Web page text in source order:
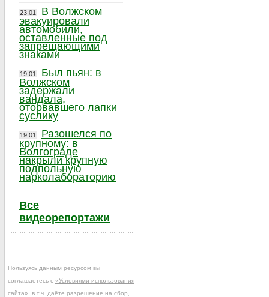
23.01
В Волжском
эвакуировали
автомобили,
оставленные под
запрещающими
знаками
19.01
Был пьян: в
Волжском
задержали
вандала,
оторвавшего лапки
суслику
19.01
Разошелся по
крупному: в
Волгограде
накрыли крупную
подпольную
нарколабораторию
Все
видеорепортажи
Пользуясь данным ресурсом вы
соглашаетесь с «Условиями использования
сайта» , в т.ч. даёте разрешение на сбор,